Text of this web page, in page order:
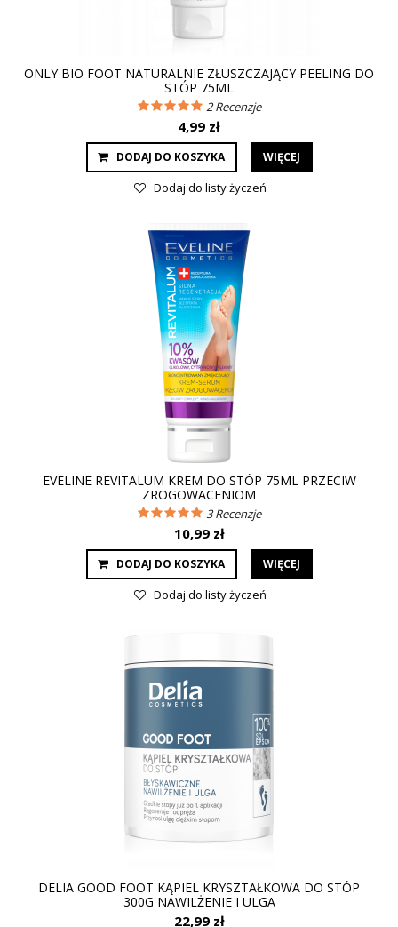
ONLY BIO FOOT NATURALNIE ZŁUSZCZAJĄCY PEELING DO
STÓP 75ML
2Recenzje
4,99 zł
DODAJ DO KOSZYKA WIĘCEJ
Dodaj do listy życzeń
EVELINE REVITALUM KREM DO STÓP 75ML PRZECIW
ZROGOWACENIOM
3Recenzje
10,99 zł
DODAJ DO KOSZYKA WIĘCEJ
Dodaj do listy życzeń
DELIA GOOD FOOT KĄPIEL KRYSZTAŁKOWA DO STÓP
300G NAWILŻENIE I ULGA
22,99 zł